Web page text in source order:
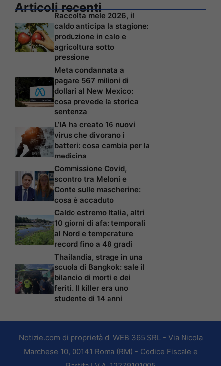
Articoli recenti
Raccolta mele 2026, il
caldo anticipa la stagione:
produzione in calo e
agricoltura sotto
pressione
Meta condannata a
pagare 567 milioni di
dollari al New Mexico:
cosa prevede la storica
sentenza
L’IA ha creato 16 nuovi
virus che divorano i
batteri: cosa cambia per la
medicina
Commissione Covid,
scontro tra Meloni e
Conte sulle mascherine:
cosa è accaduto
Caldo estremo Italia, altri
10 giorni di afa: temporali
al Nord e temperature
record fino a 48 gradi
Thailandia, strage in una
scuola di Bangkok: sale il
bilancio di morti e dei
feriti. Il killer era uno
studente di 14 anni
Notizie.com di proprietà di WEB 365 SRL - Via Nicola
Marchese 10, 00141 Roma (RM) - Codice Fiscale e